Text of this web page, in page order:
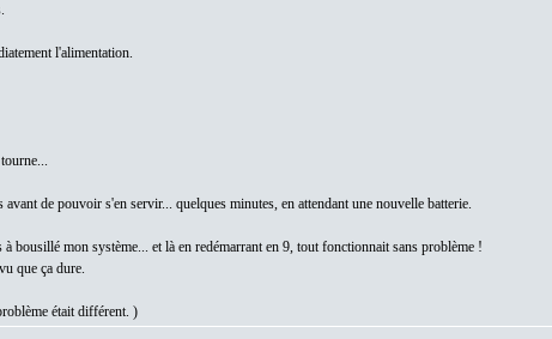
l'alimentation.
de pouvoir s'en servir... quelques minutes, en attendant une nouvelle batterie.
bousillé mon système... et là en redémarrant en 9, tout fonctionnait sans problème !
que ça dure.
était différent. )